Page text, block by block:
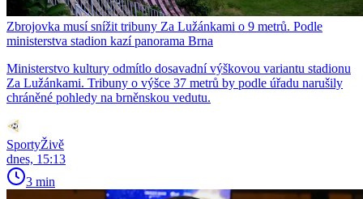
Zbrojovka musí snížit tribuny Za Lužánkami o 9 metrů. Podle
ministerstva stadion kazí panorama Brna
Ministerstvo kultury odmítlo dosavadní výškovou variantu stadionu
Za Lužánkami. Tribuny o výšce 37 metrů by podle úřadu narušily
chráněné pohledy na brněnskou vedutu.
SportyŽivě
dnes, 15:13
3 min